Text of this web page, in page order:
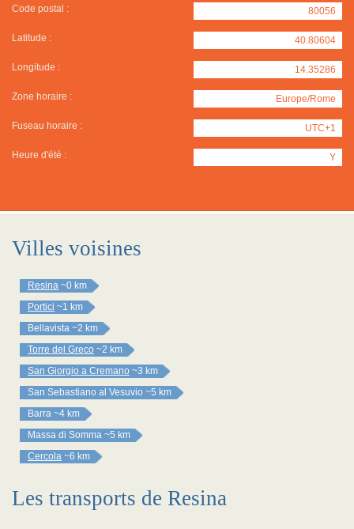
Code postal : 80056
Latitude : 40.80604
Longitude : 14.35286
Zone horaire : Europe/Rome
Fuseau horaire : UTC+1
Heure d'été : Y
Villes voisines
Resina ~0 km
Portici ~1 km
Bellavista ~2 km
Torre del Greco ~2 km
San Giorgio a Cremano ~3 km
San Sebastiano al Vesuvio ~5 km
Barra ~4 km
Massa di Somma ~5 km
Cercola ~6 km
Les transports de Resina